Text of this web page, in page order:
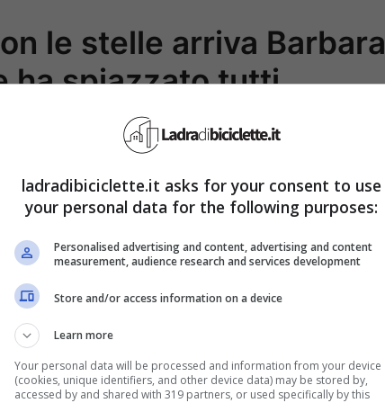
le stelle arriva Barbara
ha spiazzato tutti
potrebbe tornare in televisione, in
con le stelle (non si sa se farà parte del
Il suo nome si fa sempre più insistente e
calcherà la pista da ballo del programma.
partecipazione di Barbara D’Urso a
Magari quest’anno è la volta buona
pubblico. Tante sono le persone che hanno
televisione e da Mediaset, dopo stagioni
ladradibiciclette.it asks for your consent to use
your personal data for the following purposes:
Personalised advertising and content, advertising and content
measurement, audience research and services development
Store and/or access information on a device
Learn more
Your personal data will be processed and information from your device
(cookies, unique identifiers, and other device data) may be stored by,
accessed by and shared with 319 partners, or used specifically by this